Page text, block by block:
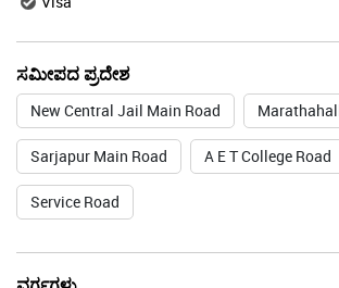
ಸಮೀಪದ ಪ್ರದೇಶ
New Central Jail Main Road
Sarjapur Main Road A E T College Road
Service Road